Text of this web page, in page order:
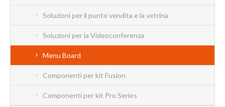
Soluzioni per il punto vendita e la vetrina
Soluzioni per la Videoconferenza
Menu Board
Componenti per kit Fusion
Componenti per kit Pro Series